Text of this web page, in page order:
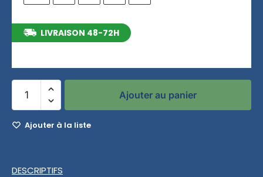
LIVRAISON 48-72H
Ajouter au panier
Ajouter à la liste
DESCRIPTIFS